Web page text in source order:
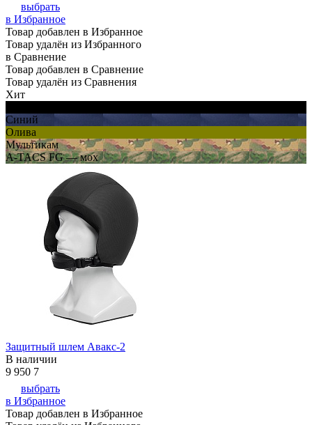
выбрать
в Избранное
Товар добавлен в Избранное
Товар удалён из Избранного
в Сравнение
Товар добавлен в Сравнение
Товар удалён из Сравнения
Хит
Синий
Олива
Мультикам
A-TACS FG — мох
Защитный шлем Авакс-2
В наличии
9 950 7
выбрать
в Избранное
Товар добавлен в Избранное